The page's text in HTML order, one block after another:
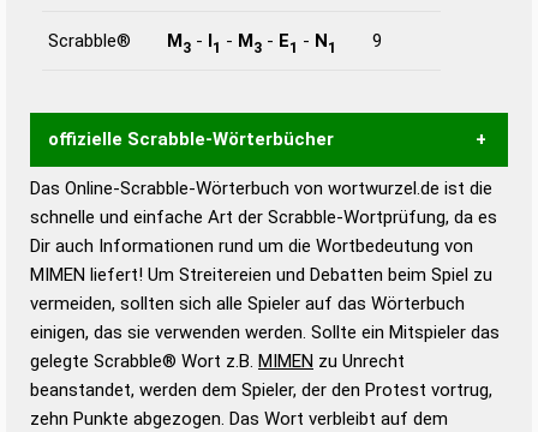
Scrabble® M3 - I1 - M3 - E1 - N1 9
offizielle Scrabble-Wörterbücher
Wortwurzel liefert mit Hilfe eines semantischen
Wortanalyse-Algorithmus gute Anhaltspunkte zu
Wortbedeutung, Worttrennung und Wortform, um die
Gültigkeit eines Wortes für das Scrabble-Spiel zu
bestimmen!
zugelassene Turnier Scrabble-
Wörterbücher sind:
Duden – Standardwerk in 12 Bänden
Das Online-Scrabble-Wörterbuch von wortwurzel.de ist die
schnelle und einfache Art der Scrabble-Wortprüfung, da es
Dir auch Informationen rund um die Wortbedeutung von
MIMEN liefert! Um Streitereien und Debatten beim Spiel zu
vermeiden, sollten sich alle Spieler auf das Wörterbuch
einigen, das sie verwenden werden. Sollte ein Mitspieler das
gelegte Scrabble® Wort z.B. MIMEN zu Unrecht
beanstandet, werden dem Spieler, der den Protest vortrug,
zehn Punkte abgezogen. Das Wort verbleibt auf dem